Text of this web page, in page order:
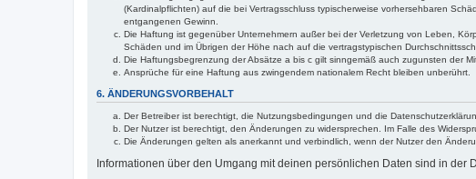
(Kardinalpflichten) auf die bei Vertragsschluss typischerweise vorhersehbaren
entgangenen Gewinn.
Die Haftung ist gegenüber Unternehmern außer bei der Verletzung von Leben,
Schäden und im Übrigen der Höhe nach auf die vertragstypischen
Die Haftungsbegrenzung der Absätze a bis c gilt sinngemäß auch zugunsten der
Ansprüche für eine Haftung aus zwingendem nationalem Recht bleiben unberührt.
6. ÄNDERUNGSVORBEHALT
Der Betreiber ist berechtigt, die Nutzungsbedingungen und die
Der Nutzer ist berechtigt, den Änderungen zu widersprechen. Im Falle des
Die Änderungen gelten als anerkannt und verbindlich, wenn der Nutzer den
Informationen über den Umgang mit deinen persönlichen Daten sind in der